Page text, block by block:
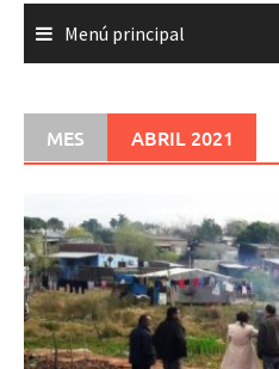
Menú principal
MES ABRIL 2021